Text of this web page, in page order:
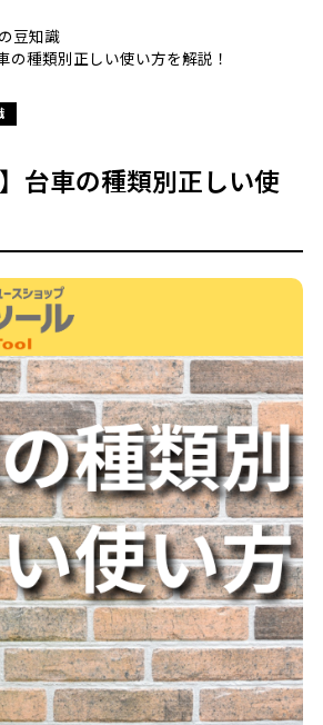
豆知識
の種類別正しい使い方を解説！
台車の種類別正しい使